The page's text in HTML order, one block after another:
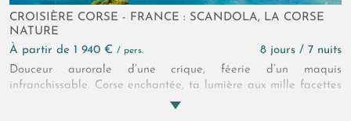
CROISIÈRE CORSE - FRANCE : SCANDOLA, LA CORSE
NATURE
à partir de 1 940 € / pers.
8 jours / 7 nuits
Douceur aurorale d’une crique, féerie d’un maquis
infranchissable. Corse enchantée, ta lumière aux mille facettes
s’est posée silencieusement sur la mer turquoise et sur ton